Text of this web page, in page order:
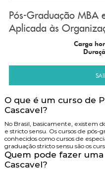
Pós-Graduação MBA
Aplicada às
Carga
O que é um curso de
Cascavel?
No Brasil, basicamente, existem
e stricto sensu. Os cursos de
conhecidos como cursos de
graduação stricto sensu são os
Quem pode fazer
Cascavel?